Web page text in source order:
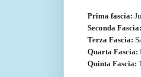
Prima fascia:
Seconda Fascia:
Terza Fascia:
Quarta Fascia:
Quinta Fascia: